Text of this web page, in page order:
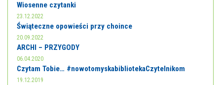
Wiosenne czytanki
23.12.2022
Świąteczne opowieści przy choince
20.09.2022
ARCHI – PRZYGODY
06.04.2020
Czytam Tobie… #nowotomyskabibliotekaCzytelnikom
19.12.2019